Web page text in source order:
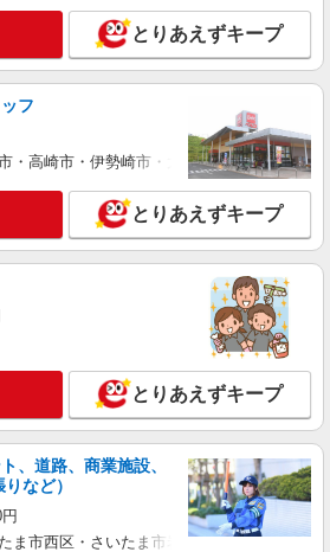
とりあえずキープ
フ
・高崎市・伊勢崎市・太田市・館林市・藤
とりあえずキープ
とりあえずキープ
、道路、商業施設、
など）
ま市西区・さいたま市岩槻区・久喜市・蓮田